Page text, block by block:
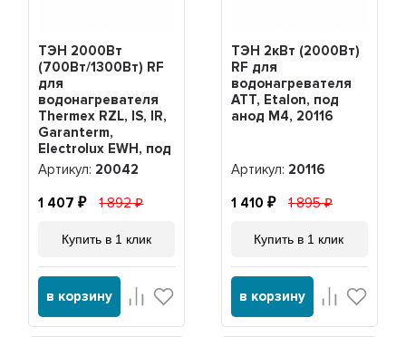
ТЭН 2000Вт
(700Вт/1300Вт) RF
для
водонагревателя
Thermex RZL, IS, IR,
Garanterm,
Electrolux EWH, под
анод М4, нерж.,
20042
Артикул: 20042
1 407 1 892
Купить в 1 клик
в корзину
ТЭН 2кВт (2000Вт)
RF для
водонагревателя
ATT, Etalon, под
анод М4, 20116
Артикул: 20116
1 410 1 895
Купить в 1 клик
в корзину